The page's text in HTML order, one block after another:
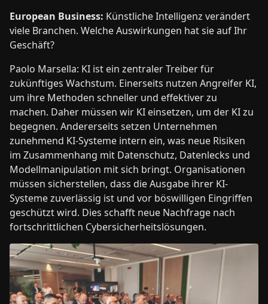
European Business: Künstliche Intelligenz verändert
viele Branchen. Welche Auswirkungen hat sie auf Ihr
Geschäft?
Paolo Marsella: KI ist ein zentraler Treiber für
zukünftiges Wachstum. Einerseits nutzen Angreifer KI,
um ihre Methoden schneller und effektiver zu
machen. Daher müssen wir KI einsetzen, um der KI zu
begegnen. Andererseits setzen Unternehmen
zunehmend KI-Systeme intern ein, was neue Risiken
im Zusammenhang mit Datenschutz, Datenlecks und
Modellmanipulation mit sich bringt. Organisationen
müssen sicherstellen, dass die Ausgabe ihrer KI-
Systeme zuverlässig ist und vor böswilligen Eingriffen
geschützt wird. Dies schafft neue Nachfrage nach
fortschrittlichen Cybersicherheitslösungen.